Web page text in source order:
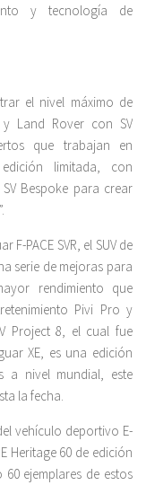
y tecnología de
el nivel máximo de
Land Rover con SV
que trabajan en
limitada, con
Bespoke para crear
PACE SVR, el SUV de
serie de mejoras para
rendimiento que
Pivi Pro y
Project 8, el cual fue
XE, es una edición
a nivel mundial, este
la fecha.
vehículo deportivo E-
Heritage 60 de edición
60 ejemplares de estos